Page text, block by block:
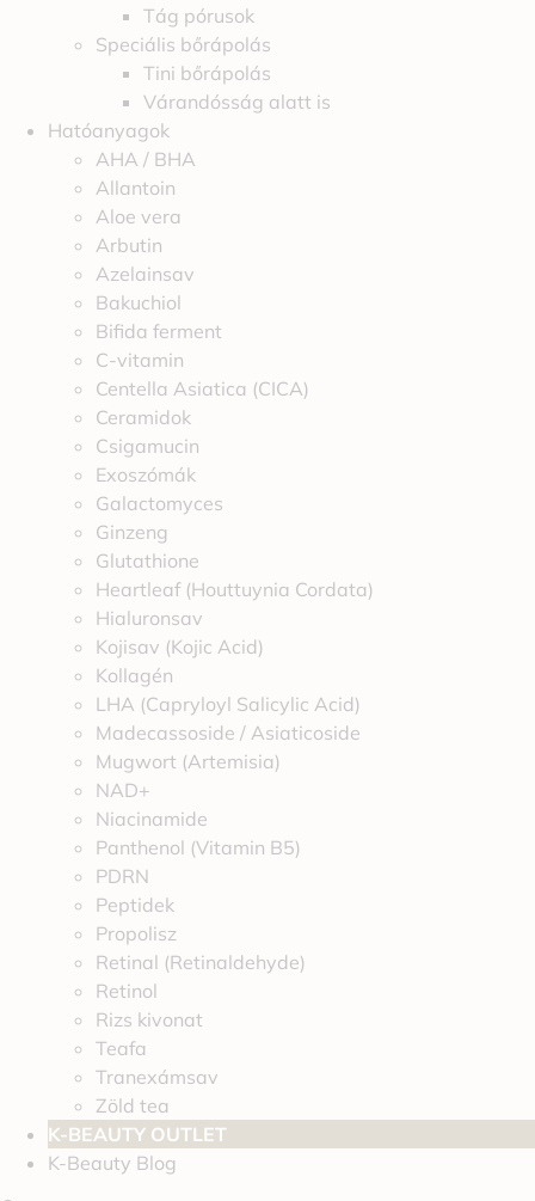
Tág pórusok
Speciális bőrápolás
Tini bőrápolás
Várandósság alatt is
Hatóanyagok
AHA / BHA
Allantoin
Aloe vera
Arbutin
Azelainsav
Bakuchiol
Bifida ferment
C-vitamin
Centella Asiatica (CICA)
Ceramidok
Csigamucin
Exoszómák
Galactomyces
Ginzeng
Glutathione
Heartleaf (Houttuynia Cordata)
Hialuronsav
Kojisav (Kojic Acid)
Kollagén
LHA (Capryloyl Salicylic Acid)
Madecassoside / Asiaticoside
Mugwort (Artemisia)
NAD+
Niacinamide
Panthenol (Vitamin B5)
PDRN
Peptidek
Propolisz
Retinal (Retinaldehyde)
Retinol
Rizs kivonat
Teafa
Tranexámsav
Zöld tea
K-BEAUTY OUTLET
K-Beauty Blog